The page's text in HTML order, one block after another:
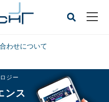
わせについて
ジー
ンス